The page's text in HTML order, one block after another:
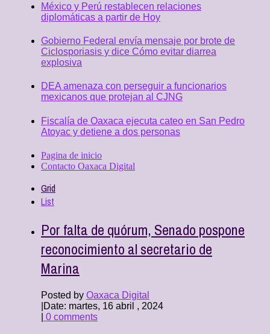
México y Perú restablecen relaciones
diplomáticas a partir de Hoy
Gobierno Federal envía mensaje por brote de
Ciclosporiasis y dice Cómo evitar diarrea
explosiva
DEA amenaza con perseguir a funcionarios
mexicanos que protejan al CJNG
Fiscalía de Oaxaca ejecuta cateo en San Pedro
Atoyac y detiene a dos personas
Pagina de inicio
Contacto Oaxaca Digital
Grid
List
Por falta de quórum, Senado pospone
reconocimiento al secretario de
Marina
Posted by Oaxaca Digital
Date: martes, 16 abril , 2024
0 comments